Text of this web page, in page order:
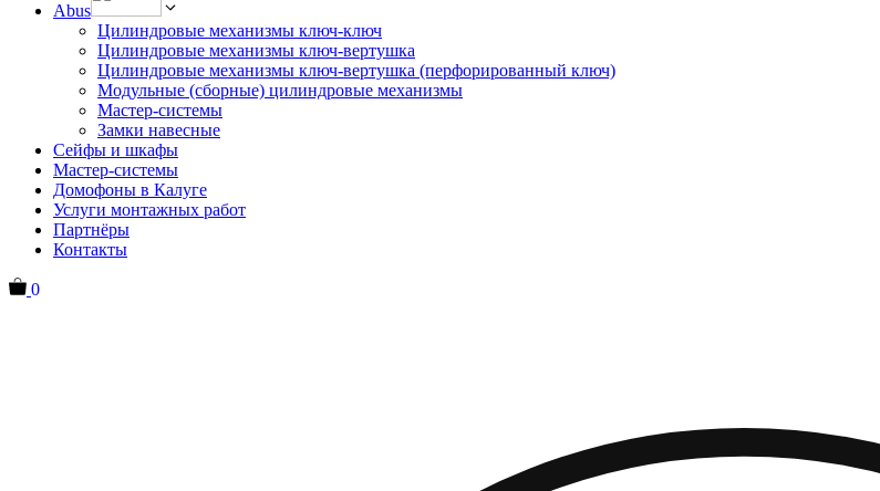
Abus
Цилиндровые механизмы ключ-ключ
Цилиндровые механизмы ключ-вертушка
Цилиндровые механизмы ключ-вертушка (перфорированный ключ)
Модульные (сборные) цилиндровые механизмы
Мастер-системы
Замки навесные
Сейфы и шкафы
Мастер-системы
Домофоны в Калуге
Услуги монтажных работ
Партнёры
Контакты
0